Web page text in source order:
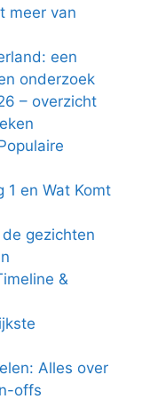
meer van
een
onderzoek
– overzicht
1 en Wat Komt
gezichten
&
Alles over
offs